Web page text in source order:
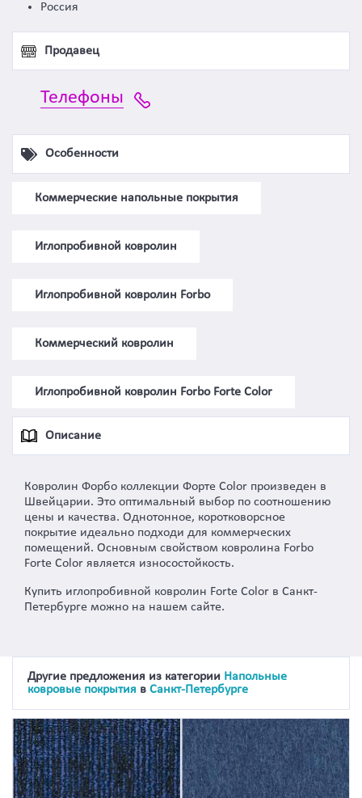
Россия
Продавец
Телефоны
Особенности
Коммерческие напольные покрытия
Иглопробивной ковролин
Иглопробивной ковролин Forbo
Коммерческий ковролин
Иглопробивной ковролин Forbo Forte Color
Описание
Ковролин Форбо коллекции Форте Color произведен в
Швейцарии. Это оптимальный выбор по соотношению
цены и качества. Однотонное, коротковорсное
покрытие идеально подходи для коммерческих
помещений. Основным свойством ковролина Forbo
Forte Color является износостойкость.
Купить иглопробивной ковролин Forte Color в Санкт-
Петербурге можно на нашем сайте.
Другие предложения из категории Напольные
ковровые покрытия в Санкт-Петербурге